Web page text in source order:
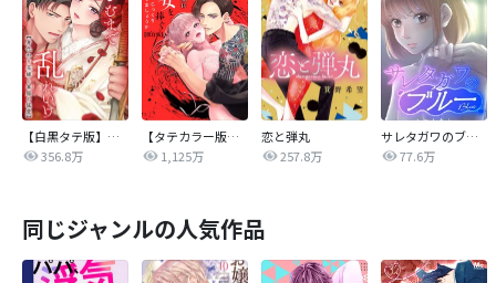
【白黒タテ版】孕むまで乱れいけ～身代わり花嫁と軍服の猛愛
356.8万
【タテカラー版】漣蒼士に処女を捧ぐ～さあ、じっくり愛でましょうか
1,125万
恋と弾丸
257.8万
サレタガワのブルー【タテヨミ】
77.6万
同じジャンルの人気作品